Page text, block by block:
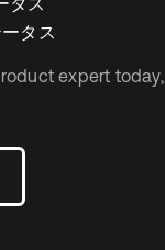
expert today,
タス